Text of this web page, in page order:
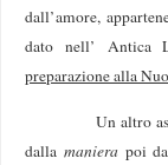
dall’amore,
dato nell’ Antica
preparazione alla
Un altro aspetto
dalla manierapoi